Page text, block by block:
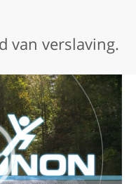
van verslaving.